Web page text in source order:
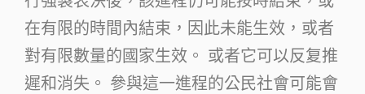
在有限的時間內結束，因此未能生效，或者
對有限數量的國家生效。 或者它可以反复推
遲和消失。 參與這一進程的公民社會可能會